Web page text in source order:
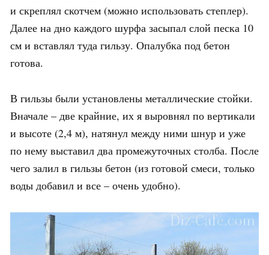
и скреплял скотчем (можно использовать степлер).
Далее на дно каждого шурфа засыпал слой песка 10
см и вставлял туда гильзу. Опалубка под бетон
готова.
В гильзы были установлены металлические стойки.
Вначале – две крайние, их я выровнял по вертикали
и высоте (2,4 м), натянул между ними шнур и уже
по нему выставил два промежуточных столба. После
чего залил в гильзы бетон (из готовой смеси, только
воды добавил и все – очень удобно).